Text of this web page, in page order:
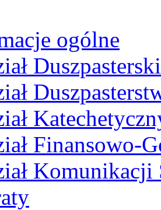
ogólne
Duszpasterski
Finansowo-
Komunikacji